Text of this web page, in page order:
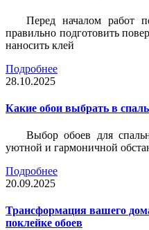
Перед началом работ
правильно подготовить
наносить клей
Подробнее
28.10.2025
Какие обои выбрать в
Выбор обоев для
уютной и гармоничной
Подробнее
20.09.2025
Трансформация вашего
поклейке обоев